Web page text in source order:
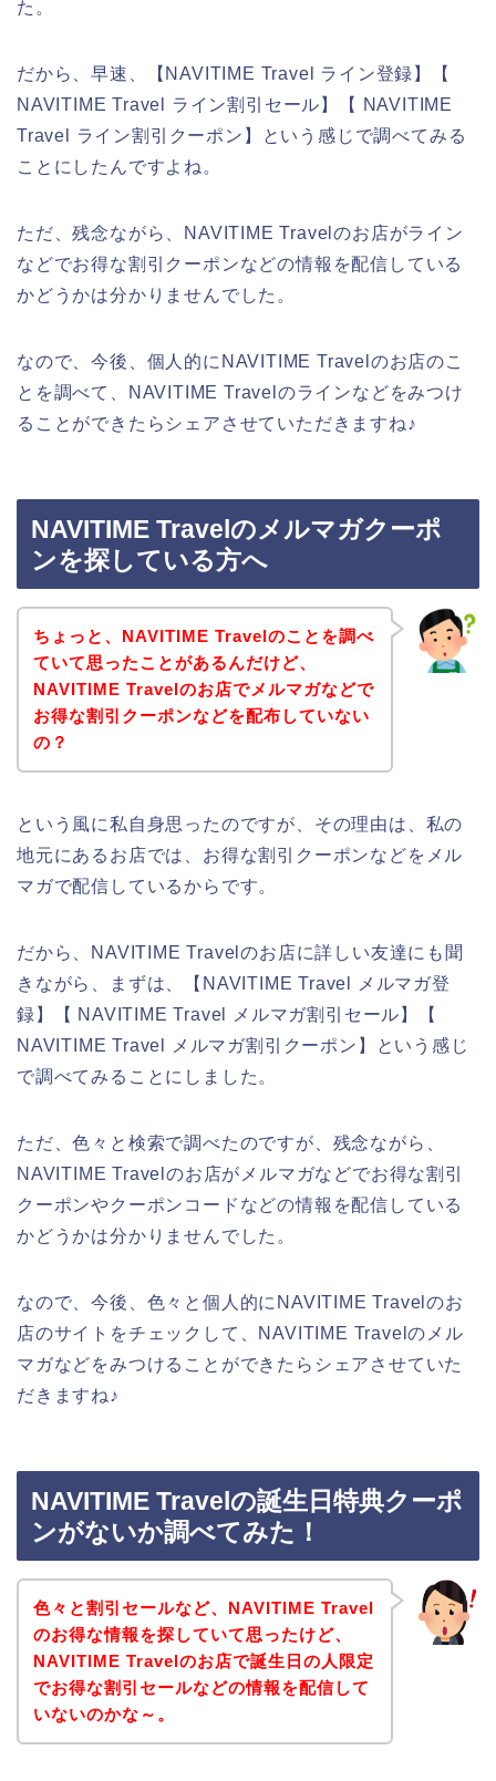
た。
だから、早速、【NAVITIME Travel ライン登録】【
NAVITIME Travel ライン割引セール】【 NAVITIME
Travel ライン割引クーポン】という感じで調べてみる
ことにしたんですよね。
ただ、残念ながら、NAVITIME Travelのお店がライン
などでお得な割引クーポンなどの情報を配信している
かどうかは分かりませんでした。
なので、今後、個人的にNAVITIME Travelのお店のこ
とを調べて、NAVITIME Travelのラインなどをみつけ
ることができたらシェアさせていただきますね♪
NAVITIME Travelのメルマガクーポ
ンを探している方へ
ちょっと、NAVITIME Travelのことを調べ
ていて思ったことがあるんだけど、
NAVITIME Travelのお店でメルマガなどで
お得な割引クーポンなどを配布していない
の？
という風に私自身思ったのですが、その理由は、私の
地元にあるお店では、お得な割引クーポンなどをメル
マガで配信しているからです。
だから、NAVITIME Travelのお店に詳しい友達にも聞
きながら、まずは、【NAVITIME Travel メルマガ登
録】【 NAVITIME Travel メルマガ割引セール】【
NAVITIME Travel メルマガ割引クーポン】という感じ
で調べてみることにしました。
ただ、色々と検索で調べたのですが、残念ながら、
NAVITIME Travelのお店がメルマガなどでお得な割引
クーポンやクーポンコードなどの情報を配信している
かどうかは分かりませんでした。
なので、今後、色々と個人的にNAVITIME Travelのお
店のサイトをチェックして、NAVITIME Travelのメル
マガなどをみつけることができたらシェアさせていた
だきますね♪
NAVITIME Travelの誕生日特典クーポ
ンがないか調べてみた！
色々と割引セールなど、NAVITIME Travel
のお得な情報を探していて思ったけど、
NAVITIME Travelのお店で誕生日の人限定
でお得な割引セールなどの情報を配信して
いないのかな～。